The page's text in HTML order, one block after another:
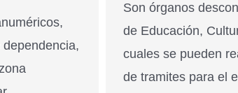
Son órganos
de Educación,
cuales se pueden
de tramites para el